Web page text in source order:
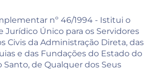
nº 46/1994 - Istitui o
Jurídico Único para os Servidores
Civis da Administração Direta, das
e das Fundações do Estado do
Santo, de Qualquer dos Seus